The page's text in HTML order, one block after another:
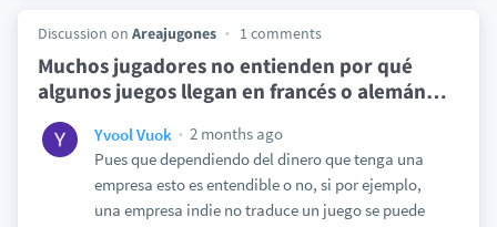
Discussion on Areajugones 1 comments
Muchos jugadores no entienden por qué
algunos juegos llegan en francés o alemán…
Yvool Vuok
2 months ago
Pues que dependiendo del dinero que tenga una
empresa esto es entendible o no, si por ejemplo,
una empresa indie no traduce un juego se puede